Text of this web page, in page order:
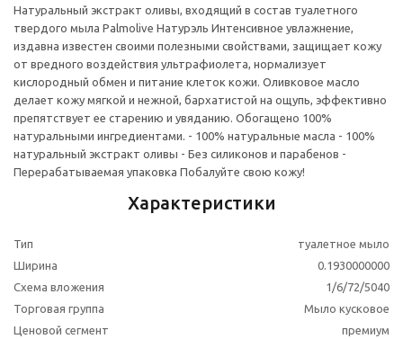
Натуральный экстракт оливы, входящий в состав туалетного
твердого мыла Palmolive Натурэль Интенсивное увлажнение,
издавна известен своими полезными свойствами, защищает кожу
от вредного воздействия ультрафиолета, нормализует
кислородный обмен и питание клеток кожи. Оливковое масло
делает кожу мягкой и нежной, бархатистой на ощупь, эффективно
препятствует ее старению и увяданию. Обогащено 100%
натуральными ингредиентами. - 100% натуральные масла - 100%
натуральный экстракт оливы - Без силиконов и парабенов -
Перерабатываемая упаковка Побалуйте свою кожу!
Характеристики
Тип
туалетное мыло
Ширина
0.1930000000
Схема вложения
1/6/72/5040
Торговая группа
Мыло кусковое
Ценовой сегмент
премиум